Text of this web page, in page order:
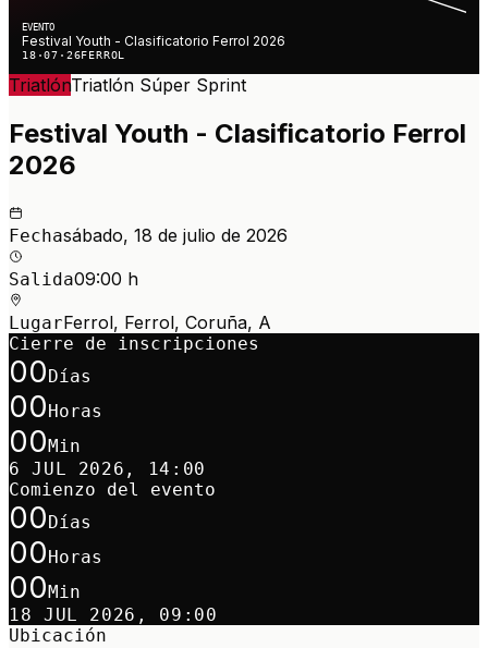
EVENTO
Festival Youth - Clasificatorio Ferrol 2026
18·07·26FERROL
TriatlónTriatlón Súper Sprint
Festival Youth - Clasificatorio Ferrol
2026
Fechasábado, 18 de julio de 2026
Salida09:00 h
LugarFerrol, Ferrol, Coruña, A
Cierre de inscripciones
00 Días
00 Horas
00 Min
6 JUL 2026, 14:00
Comienzo del evento
00 Días
00 Horas
00 Min
18 JUL 2026, 09:00
Ubicación